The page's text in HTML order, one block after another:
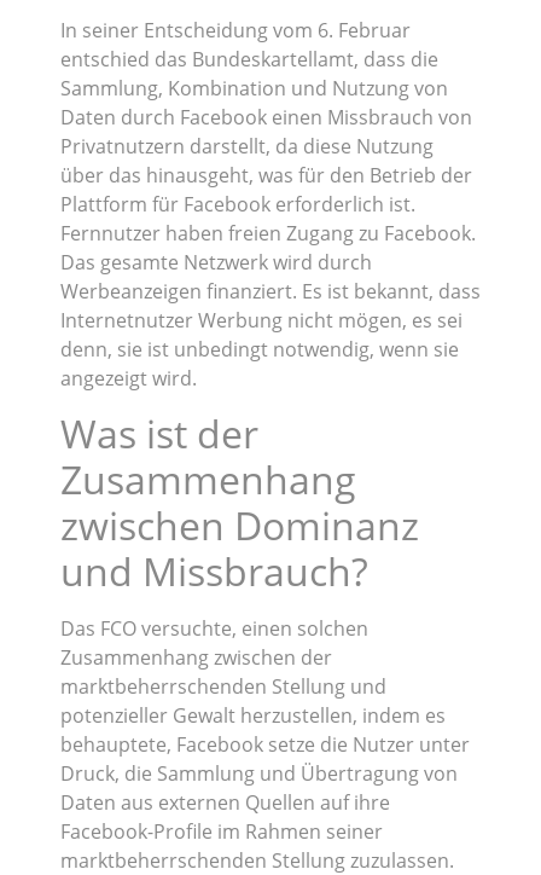
In seiner Entscheidung vom 6. Februar
entschied das Bundeskartellamt, dass die
Sammlung, Kombination und Nutzung von
Daten durch Facebook einen Missbrauch von
Privatnutzern darstellt, da diese Nutzung
über das hinausgeht, was für den Betrieb der
Plattform für Facebook erforderlich ist.
Fernnutzer haben freien Zugang zu Facebook.
Das gesamte Netzwerk wird durch
Werbeanzeigen finanziert. Es ist bekannt, dass
Internetnutzer Werbung nicht mögen, es sei
denn, sie ist unbedingt notwendig, wenn sie
angezeigt wird.
Was ist der
Zusammenhang
zwischen Dominanz
und Missbrauch?
Das FCO versuchte, einen solchen
Zusammenhang zwischen der
marktbeherrschenden Stellung und
potenzieller Gewalt herzustellen, indem es
behauptete, Facebook setze die Nutzer unter
Druck, die Sammlung und Übertragung von
Daten aus externen Quellen auf ihre
Facebook-Profile im Rahmen seiner
marktbeherrschenden Stellung zuzulassen.